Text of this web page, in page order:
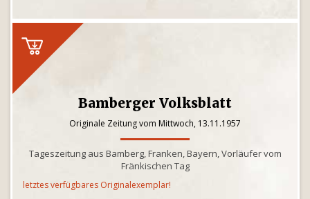
Bamberger Volksblatt
Originale Zeitung vom Mittwoch, 13.11.1957
Tageszeitung aus Bamberg, Franken, Bayern, Vorläufer vom
Fränkischen Tag
letztes verfügbares Originalexemplar!